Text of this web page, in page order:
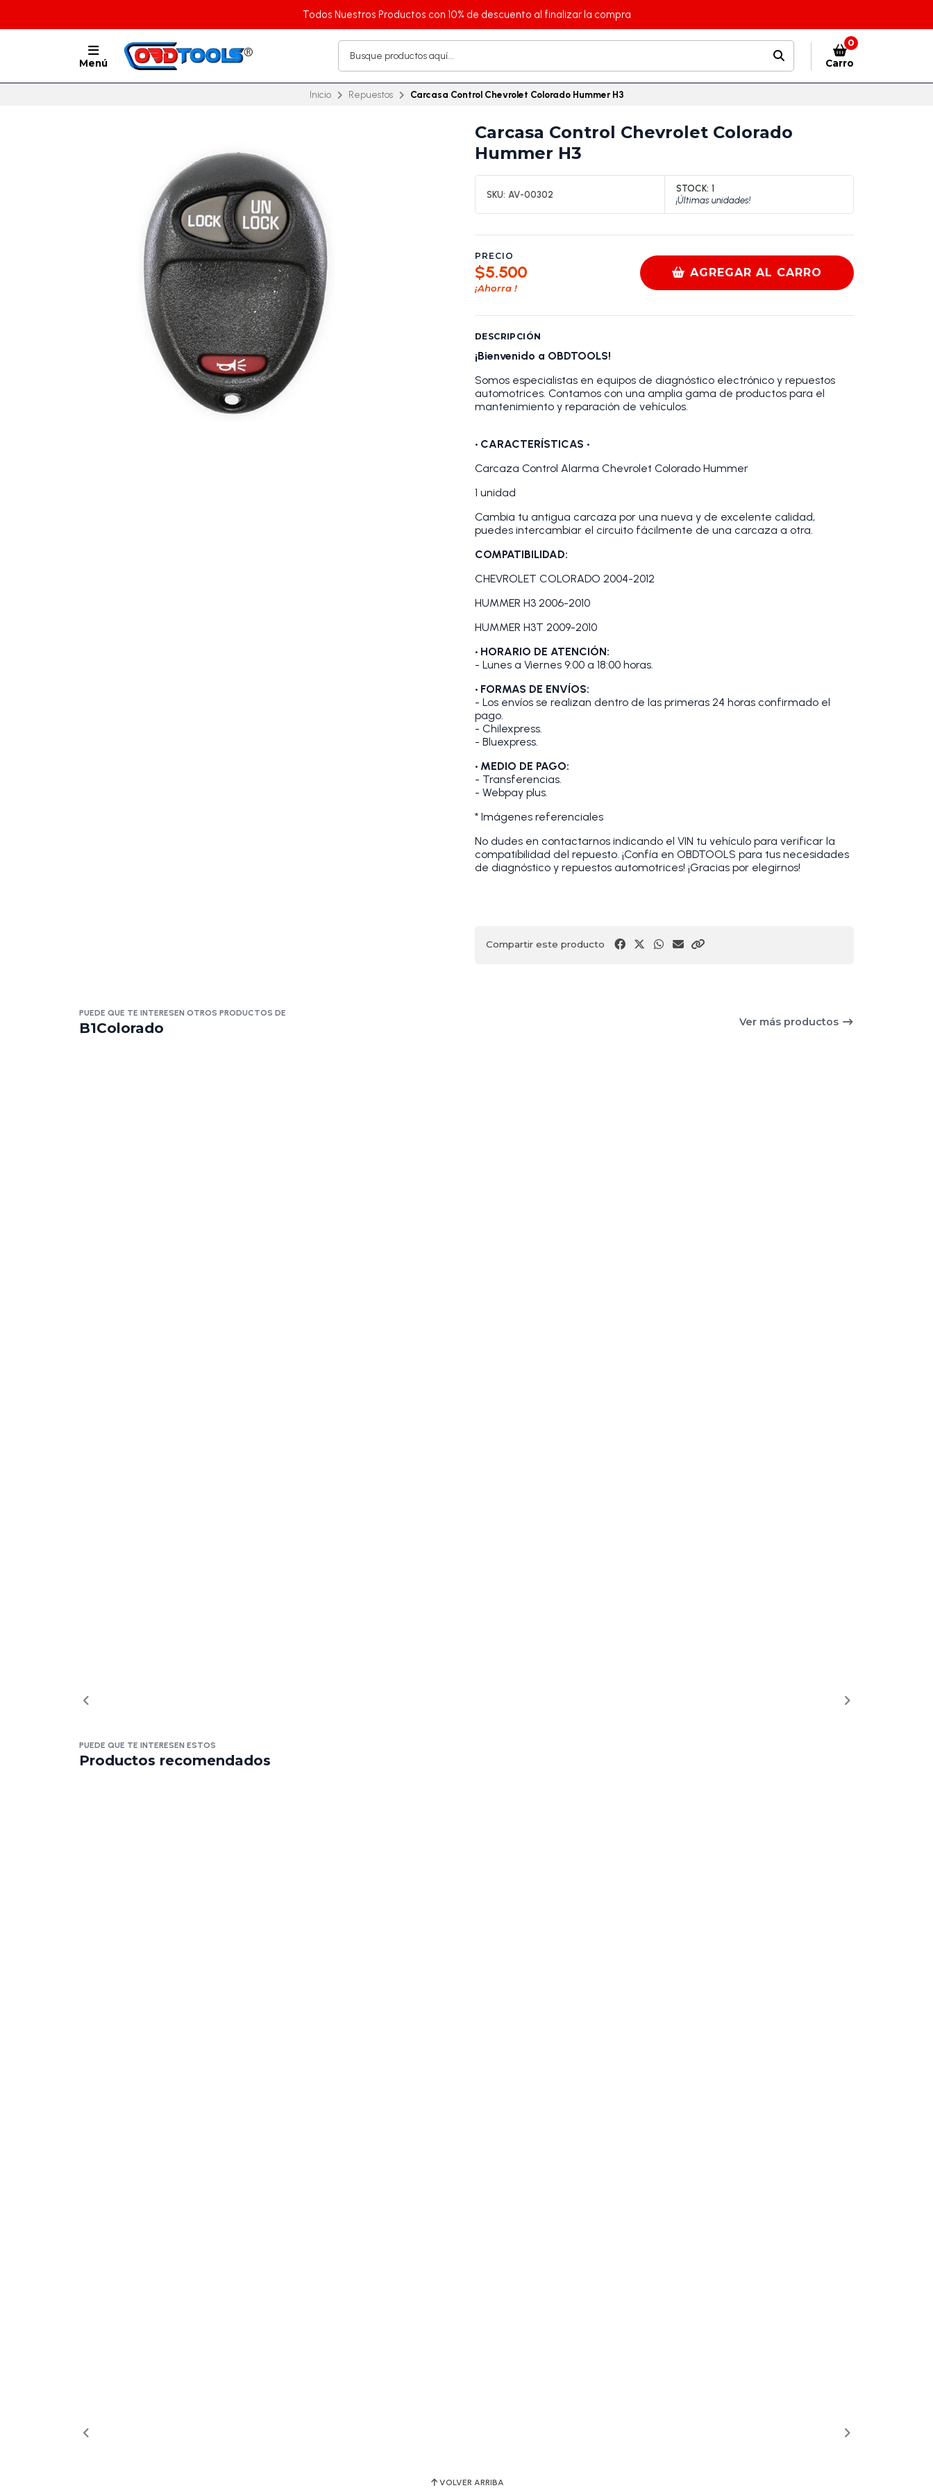
Todos Nuestros Productos con 10% de descuento al finalizar la compra
Menú
0
Carro
Inicio Repuestos Carcasa Control Chevrolet Colorado Hummer H3
Carcasa Control Chevrolet Colorado
Hummer H3
SKU: AV-00302
STOCK: 1
¡Últimas unidades!
PRECIO
$5.500
¡Ahorra !
AGREGAR AL CARRO
DESCRIPCIÓN
¡Bienvenido a OBDTOOLS!
Somos especialistas en equipos de diagnóstico electrónico y repuestos
automotrices. Contamos con una amplia gama de productos para el
mantenimiento y reparación de vehículos.
• CARACTERÍSTICAS •
Carcaza Control Alarma Chevrolet Colorado Hummer
1 unidad
Cambia tu antigua carcaza por una nueva y de excelente calidad,
puedes intercambiar el circuito fácilmente de una carcaza a otra.
COMPATIBILIDAD:
CHEVROLET COLORADO 2004-2012
HUMMER H3 2006-2010
HUMMER H3T 2009-2010
• HORARIO DE ATENCIÓN:
- Lunes a Viernes 9:00 a 18:00 horas.
• FORMAS DE ENVÍOS:
- Los envíos se realizan dentro de las primeras 24 horas confirmado el
pago.
- Chilexpress.
- Bluexpress.
• MEDIO DE PAGO:
- Transferencias.
- Webpay plus.
* Imágenes referenciales
No dudes en contactarnos indicando el VIN tu vehículo para verificar la
compatibilidad del repuesto. ¡Confía en OBDTOOLS para tus necesidades
de diagnóstico y repuestos automotrices! ¡Gracias por elegirnos!
Compartir este producto
PUEDE QUE TE INTERESEN OTROS PRODUCTOS DE
B1Colorado Ver más productos
PUEDE QUE TE INTERESEN ESTOS
Productos recomendados
VOLVER ARRIBA